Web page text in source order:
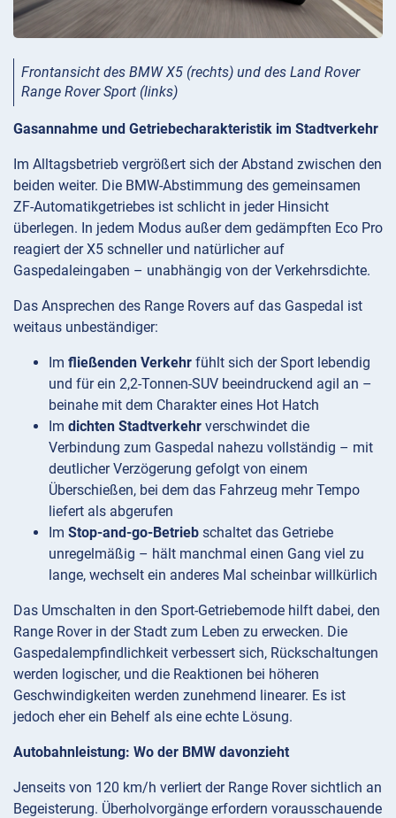
Frontansicht des BMW X5 (rechts) und des Land Rover
Range Rover Sport (links)
Gasannahme und Getriebecharakteristik im Stadtverkehr
Im Alltagsbetrieb vergrößert sich der Abstand zwischen den
beiden weiter. Die BMW-Abstimmung des gemeinsamen
ZF-Automatikgetriebes ist schlicht in jeder Hinsicht
überlegen. In jedem Modus außer dem gedämpften Eco Pro
reagiert der X5 schneller und natürlicher auf
Gaspedaleingaben – unabhängig von der Verkehrsdichte.
Das Ansprechen des Range Rovers auf das Gaspedal ist
weitaus unbeständiger:
Im fließenden Verkehr fühlt sich der Sport lebendig
und für ein 2,2-Tonnen-SUV beeindruckend agil an –
beinahe mit dem Charakter eines Hot Hatch
Im dichten Stadtverkehr verschwindet die
Verbindung zum Gaspedal nahezu vollständig – mit
deutlicher Verzögerung gefolgt von einem
Überschießen, bei dem das Fahrzeug mehr Tempo
liefert als abgerufen
Im Stop-and-go-Betrieb schaltet das Getriebe
unregelmäßig – hält manchmal einen Gang viel zu
lange, wechselt ein anderes Mal scheinbar willkürlich
Das Umschalten in den Sport-Getriebemode hilft dabei, den
Range Rover in der Stadt zum Leben zu erwecken. Die
Gaspedalempfindlichkeit verbessert sich, Rückschaltungen
werden logischer, und die Reaktionen bei höheren
Geschwindigkeiten werden zunehmend linearer. Es ist
jedoch eher ein Behelf als eine echte Lösung.
Autobahnleistung: Wo der BMW davonzieht
Jenseits von 120 km/h verliert der Range Rover sichtlich an
Begeisterung. Überholvorgänge erfordern vorausschauende